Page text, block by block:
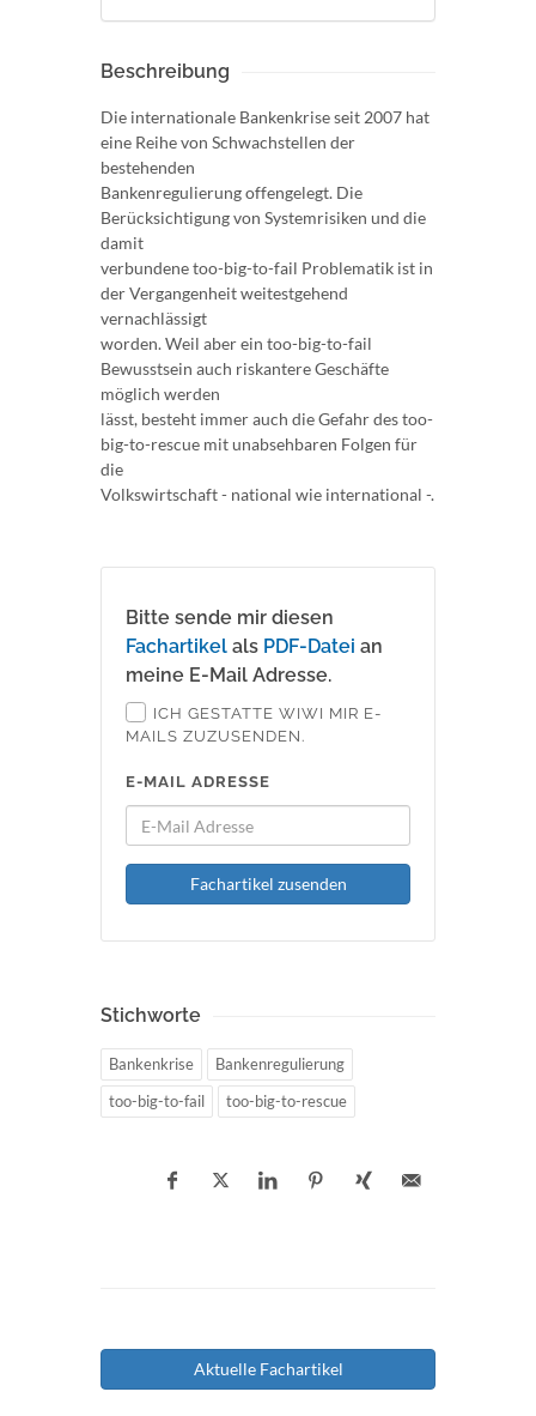
Beschreibung
Die internationale Bankenkrise seit 2007 hat
eine Reihe von Schwachstellen der
bestehenden
Bankenregulierung offengelegt. Die
Berücksichtigung von Systemrisiken und die
damit
verbundene too-big-to-fail Problematik ist in
der Vergangenheit weitestgehend
vernachlässigt
worden. Weil aber ein too-big-to-fail
Bewusstsein auch riskantere Geschäfte
möglich werden
lässt, besteht immer auch die Gefahr des too-
big-to-rescue mit unabsehbaren Folgen für
die
Volkswirtschaft - national wie international -.
Bitte sende mir diesen
Fachartikel als PDF-Datei an
meine E-Mail Adresse.
ICH GESTATTE WIWI MIR E-
MAILS ZUZUSENDEN.
E-MAIL ADRESSE
Fachartikel zusenden
Stichworte
Bankenkrise
Bankenregulierung
too-big-to-fail
too-big-to-rescue
Aktuelle Fachartikel